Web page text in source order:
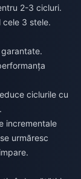
2-3 cicluri.
cele 3 stele.
ciclurile cu
incrementale
urmăresc